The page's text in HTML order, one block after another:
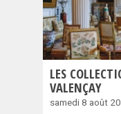
LES
VALENÇAY
samedi 8 août